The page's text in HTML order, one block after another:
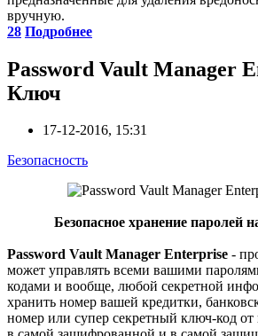
вручную.
28 Подробнее
Password Vault Manager
Ключ
17-12-2016, 15:31
Безопасность
Безопасное хранение паролей
Password Vault Manager Enterprise -
может управлять всеми вашими
кодами и вообще, любой секретной
хранить номер вашей кредитки,
номер или супер секретный ключ-код от